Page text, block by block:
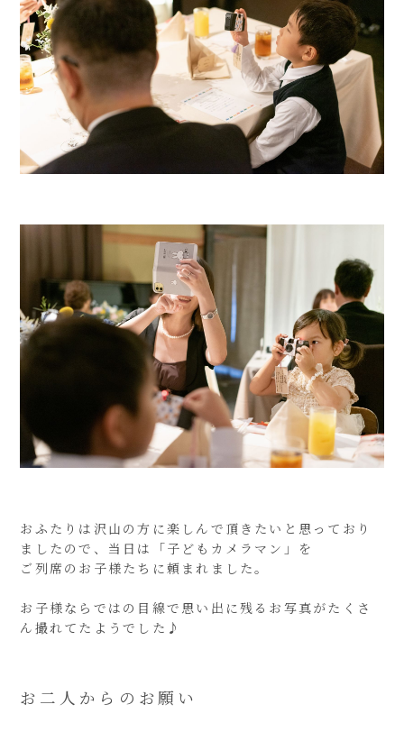
おふたりは沢山の方に楽しんで頂きたいと思っており
ましたので、当日は「子どもカメラマン」を
ご列席のお子様たちに頼まれました。
お子様ならではの目線で思い出に残るお写真がたくさ
ん撮れてたようでした♪
お二人からのお願い